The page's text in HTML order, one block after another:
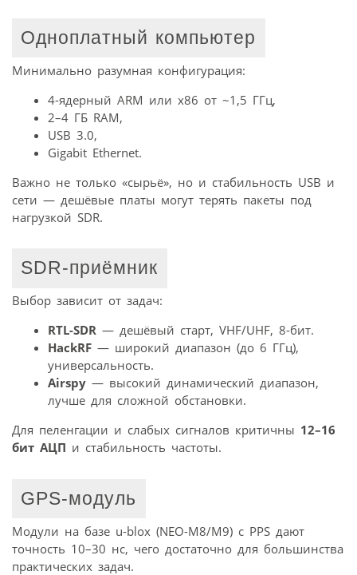
Одноплатный компьютер
Минимально разумная конфигурация:
4-ядерный ARM или x86 от ~1,5 ГГц,
2–4 ГБ RAM,
USB 3.0,
Gigabit Ethernet.
Важно не только «сырьё», но и стабильность USB и
сети — дешёвые платы могут терять пакеты под
нагрузкой SDR.
SDR-приёмник
Выбор зависит от задач:
RTL-SDR — дешёвый старт, VHF/UHF, 8-бит.
HackRF — широкий диапазон (до 6 ГГц),
универсальность.
Airspy — высокий динамический диапазон,
лучше для сложной обстановки.
Для пеленгации и слабых сигналов критичны 12–16
бит АЦП и стабильность частоты.
GPS-модуль
Модули на базе u-blox (NEO-M8/M9) с PPS дают
точность 10–30 нс, чего достаточно для большинства
практических задач.